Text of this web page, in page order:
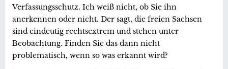
Verfassungsschutz. Ich weiß nicht, ob Sie ihn
anerkennen oder nicht. Der sagt, die freien Sachsen
sind eindeutig rechtsextrem und stehen unter
Beobachtung. Finden Sie das dann nicht
problematisch, wenn so was erkannt wird?